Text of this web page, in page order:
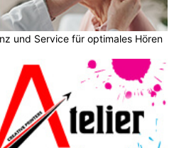
und Service für optimales Hören